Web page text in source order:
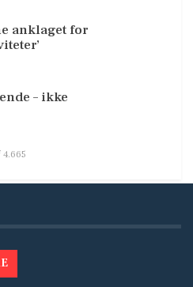
anklaget for
– ikke
4.665